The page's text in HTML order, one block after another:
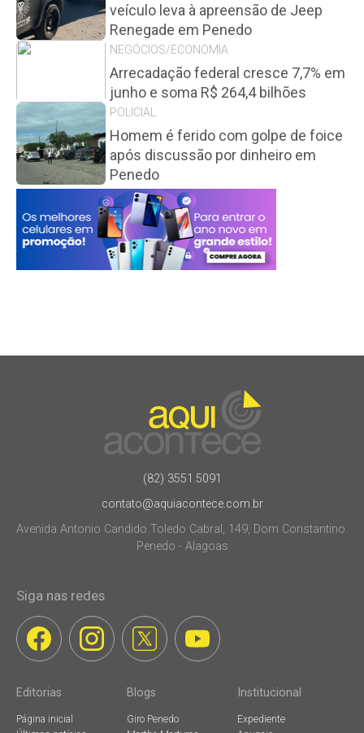
veículo leva à apreensão de Jeep
Renegade em Penedo
NEGÓCIOS/ECONOMIA
Arrecadação federal cresce 7,7% em
junho e soma R$ 264,4 bilhões
POLICIAL
Homem é ferido com golpe de foice
após discussão por dinheiro em
Penedo
(82) 3551.5091
contato@aquiacontece.com.br
Avenida Antonio Candido Toledo Cabral, 149, Dom Constantino.
Penedo - Alagoas
Siga nas redes
Editorias
Página inicial
Blogs
Giro Penedo
Institucional
Expediente